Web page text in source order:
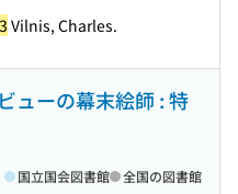
Vilnis, Charles.
ューの幕末絵師 : 特
国立国会図書館 全国の図書館